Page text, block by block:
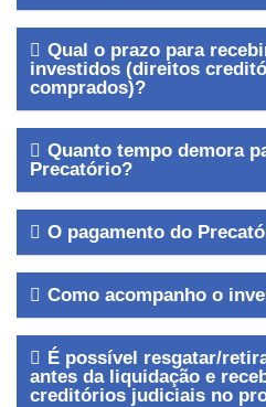
Qual o prazo para
investidos (direitos
comprados)?
Quanto tempo demora
Precatório?
O pagamento do
Como acompanho o
É possível resgatar/
antes da liquidação e
creditórios judiciais no